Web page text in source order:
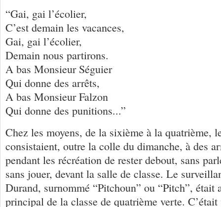
“Gai, gai l’écolier,
C’est demain les vacances,
Gai, gai l’écolier,
Demain nous partirons.
A bas Monsieur Séguier
Qui donne des arrêts,
A bas Monsieur Falzon
Qui donne des punitions...”
Chez les moyens, de la sixième à la quatrième,
consistaient, outre la colle du dimanche, à des
pendant les récréation de rester debout, sans
sans jouer, devant la salle de classe. Le
Durand, surnommé “Pitchoun” ou “Pitch”, était
principal de la classe de quatrième verte.